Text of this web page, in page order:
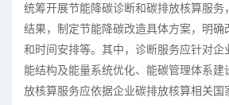
统筹开展节能降碳诊断和碳排放核算服务
结果，制定节能降碳改造具体方案，明确
和时间安排等。其中，诊断服务应针对企
能结构及能量系统优化、能碳管理体系建
放核算服务应依据企业碳排放核算相关国